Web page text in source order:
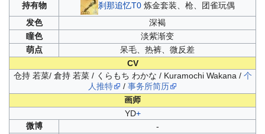
持有物
刹那追忆T0炼金套装、枪、团雀玩偶
发色
深褐
瞳色
淡紫渐变
萌点
呆毛、热裤、微反差
CV
仓持 若菜/ 倉持 若菜 / くらもち わかな / Kuramochi Wakana / 个
人推特
/ 事务所简历
画师
YD+
微博
-